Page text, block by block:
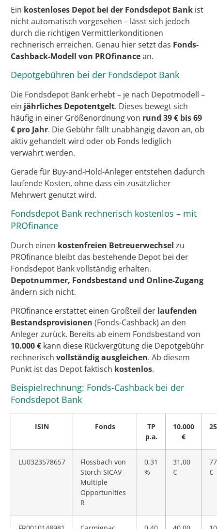
Ein kostenloses Depot bei der Fondsdepot Bank ist
nicht automatisch vorgesehen – lässt sich jedoch
durch die richtigen Vermittlerkonditionen
rechnerisch erreichen. Genau hier setzt das Fonds-
Cashback-Modell von PROfinancean.
Depotgebühren bei der Fondsdepot Bank
Die Fondsdepot Bank erhebt – je nach Depotmodell –
ein jährliches Depotentgelt. Dieses bewegt sich
häufig in einer Größenordnung von rund 39 € bis 69
€ pro Jahr. Die Gebühr fällt unabhängig davon an, ob
aktiv gehandelt wird oder ob Fonds lediglich
verwahrt werden.
Gerade für Buy-and-Hold-Anleger entstehen dadurch
laufende Kosten, ohne dass ein zusätzlicher
Mehrwert genutzt wird.
Fondsdepot Bank rechnerisch kostenlos – mit
PROfinance
Durch einen kostenfreien Betreuerwechsel zu
PROfinance bleibt das bestehende Depot bei der
Fondsdepot Bank vollständig erhalten.
Depotnummer, Fondsbestand und Online-Zugang
ändern sich nicht.
PROfinance erstattet einen Großteil der laufenden
Bestandsprovisionen (Fonds-Cashback) an den
Anleger zurück. Bereits ab einem Fondsbestand von
10.000 € kann diese Rückvergütung die Depotgebühr
rechnerischvollständig ausgleichen. Ab diesem
Punkt ist das Depot faktisch kostenlos.
Beispielrechnung: Fonds-Cashback bei der
Fondsdepot Bank
ISIN Fonds
TP
p.a.
10.000
€
LU0323578657
Flossbach von
Storch SICAV –
Multiple
Opportunities
R
0,31
%
31,00
€
€